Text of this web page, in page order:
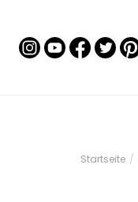
Startseite